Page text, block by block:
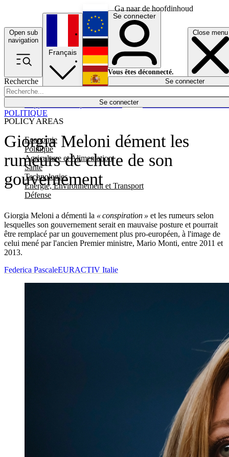
Ga naar de hoofdinhoud
Open sub
navigation
Close menu
Recherche
Se connecter
POLICY AREAS
Economie
Politique
Agriculture et Alimentation
Santé
Technologies
Energie, Environnement et Transport
Défense
Économie
Français
English
Deutsch
Español
Se connecter
Vous êtes déconnecté.
Se connecter
Giorgia Meloni dément les
rumeurs de chute de son
gouvernement
Giorgia Meloni a démenti la « conspiration » et les rumeurs selon
lesquelles son gouvernement serait en mauvaise posture et pourrait
être remplacé par un gouvernement plus pro-européen, à l'image de
celui mené par l'ancien Premier ministre, Mario Monti, entre 2011 et
2013.
POLITIQUE
Federica PascaleEURACTIV Italie